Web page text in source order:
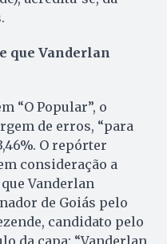
que Vanderlan
“O Popular”, o
de erros, “para
O repórter
consideração a
Vanderlan
de Goiás pelo
candidato pelo
da capa: “Vanderlan